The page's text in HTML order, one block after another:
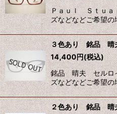
Ｐａｕｌ Ｓｔｕａ
ズなどなどご希望
３色あり 銘品
14,400円(税込)
銘品 晴夫 セルロイ
ズなどなどご希望
２色あり 銘品